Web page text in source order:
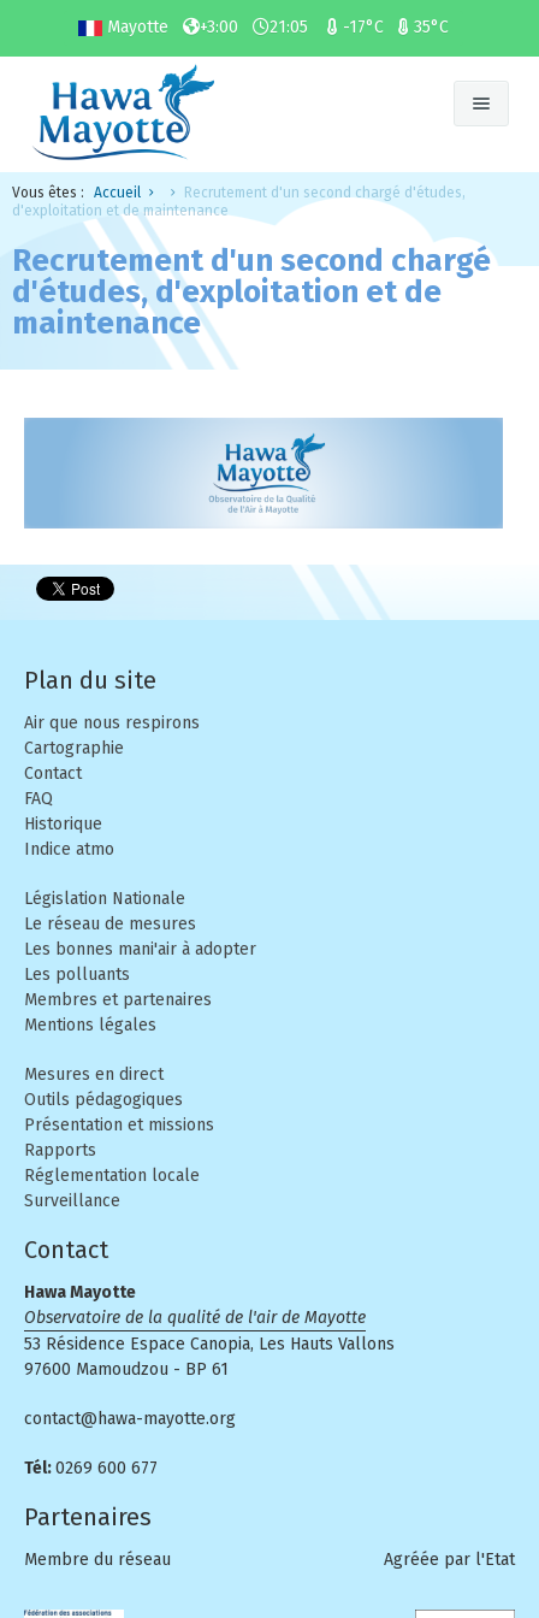
Mayotte +3:00 21:05 -17°C 35°C
Nous
Présentation et missions
Membres et partenaires
Actualités
Air et Polluants
Les polluants
Air que nous respirons
Les bonnes mani'air
Législation
Réglementation locale
Législation Nationale
Cartographie
Surveillance
Le réseau de mesures
Mesures
Open Data
Etudes et publications
PRSQA
Rapports externes
Mon Impact Télétravail
Pollution de l'air, changement climatique et énergie
Vidéos
Nos GEStes Climat
FAQ
Mon Impact Transport
Mon Convertisseur CO2
Contact
Vous êtes : Accueil
Recrutement d'un second chargé d'études,
d'exploitation et de maintenance
Recrutement d'un second chargé
d'études, d'exploitation et de
maintenance
Plan du site
Air que nous respirons
Cartographie
Contact
FAQ
Historique
Indice atmo
Législation Nationale
Le réseau de mesures
Les bonnes mani'air à adopter
Les polluants
Membres et partenaires
Mentions légales
Mesures en direct
Outils pédagogiques
Présentation et missions
Rapports
Réglementation locale
Surveillance
Contact
Hawa Mayotte
Observatoire de la qualité de l'air de Mayotte
53 Résidence Espace Canopia, Les Hauts Vallons
97600 Mamoudzou - BP 61
contact@hawa-mayotte.org
Tél:0269 600 677
Partenaires
Membre du réseau Agréée par l'Etat